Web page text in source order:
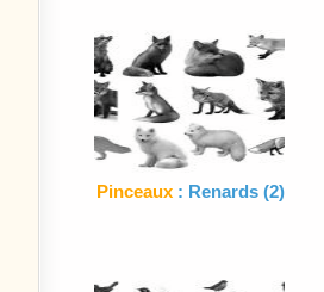
Pinceaux : Renards (2)